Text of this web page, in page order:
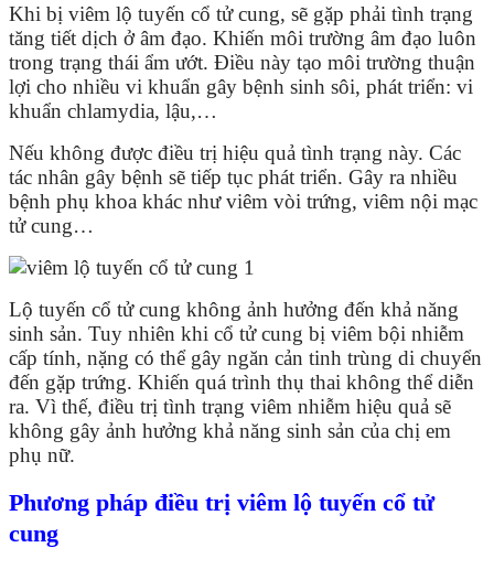
Khi bị viêm lộ tuyến cổ tử cung, sẽ gặp phải tình trạng
tăng tiết dịch ở âm đạo. Khiến môi trường âm đạo luôn
trong trạng thái ẩm ướt. Điều này tạo môi trường thuận
lợi cho nhiều vi khuẩn gây bệnh sinh sôi, phát triển: vi
khuẩn chlamydia, lậu,…
Nếu không được điều trị hiệu quả tình trạng này. Các
tác nhân gây bệnh sẽ tiếp tục phát triển. Gây ra nhiều
bệnh phụ khoa khác như viêm vòi trứng, viêm nội mạc
tử cung…
Lộ tuyến cổ tử cung không ảnh hưởng đến khả năng
sinh sản. Tuy nhiên khi cổ tử cung bị viêm bội nhiễm
cấp tính, nặng có thể gây ngăn cản tinh trùng di chuyển
đến gặp trứng. Khiến quá trình thụ thai không thể diễn
ra. Vì thế, điều trị tình trạng viêm nhiễm hiệu quả sẽ
không gây ảnh hưởng khả năng sinh sản của chị em
phụ nữ.
Phương pháp điều trị viêm lộ tuyến cổ tử
cung